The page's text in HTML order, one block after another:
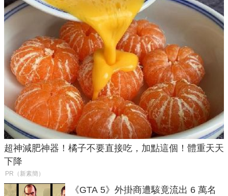
超神減肥神器！橘子不要直接吃，加點這個！體重天天
下降
PR（新素簡）
《GTA 5》外掛商遭駭竟流出 6 萬名